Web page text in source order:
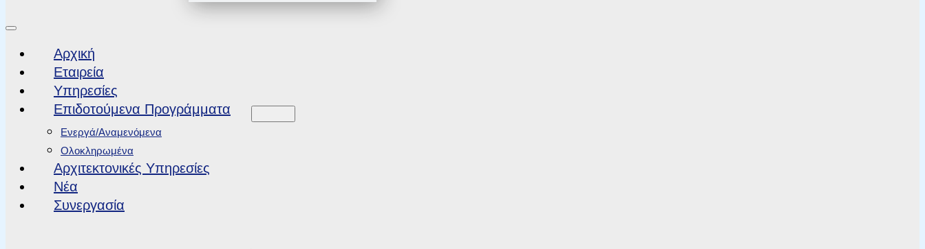
Αρχική
Εταιρεία
Υπηρεσίες
Επιδοτούμενα Προγράμματα
Ενεργά/Αναμενόμενα
Ολοκληρωμένα
Αρχιτεκτονικές Υπηρεσίες
Νέα
Συνεργασία